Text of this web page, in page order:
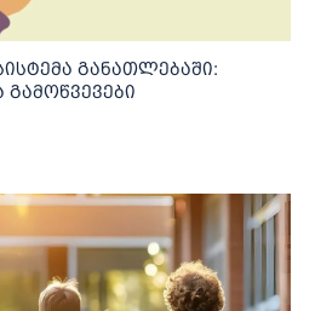
განათლებაში: